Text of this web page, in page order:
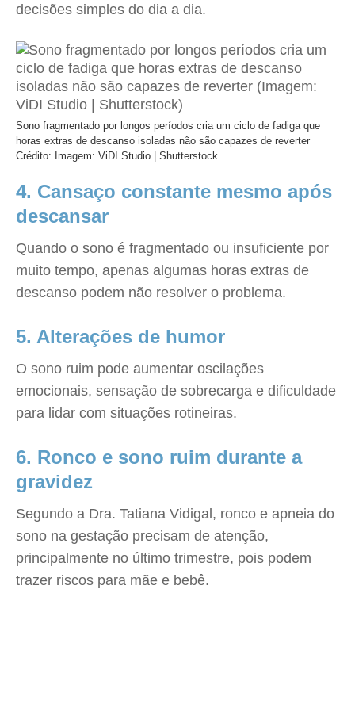
decisões simples do dia a dia.
Sono fragmentado por longos períodos cria um ciclo de fadiga que
horas extras de descanso isoladas não são capazes de reverter
Crédito: Imagem: ViDI Studio | Shutterstock
4. Cansaço constante mesmo após
descansar
Quando o sono é fragmentado ou insuficiente por
muito tempo, apenas algumas horas extras de
descanso podem não resolver o problema.
5. Alterações de humor
O sono ruim pode aumentar oscilações
emocionais, sensação de sobrecarga e dificuldade
para lidar com situações rotineiras.
6. Ronco e sono ruim durante a
gravidez
Segundo a Dra. Tatiana Vidigal, ronco e apneia do
sono na gestação precisam de atenção,
principalmente no último trimestre, pois podem
trazer riscos para mãe e bebê.